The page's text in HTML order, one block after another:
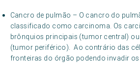
Cancro de pulmão – O cancro do
classificado como carcinoma. Os
brônquios principais (tumor central)
(tumor periférico). Ao contrário das
fronteiras do órgão podendo invadir